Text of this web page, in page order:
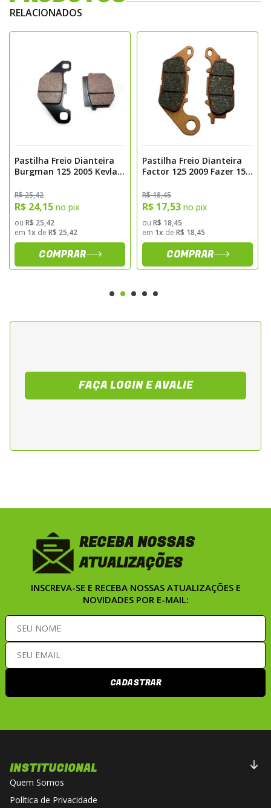
Tipos de Materiais
Orgânicas– macias, silenciosas e ideais
Semimetálicas– mistura de metais e
compostos orgânicos, com boa frenagem e
durabilidade;
Metálicas (Sinterizadas)
– máxima
performance e resistência, ideais para
Carbono/Kevlar– leves e potentes,
competição.
RELACIONADOS
Pastilha Freio Dianteira
Burgman 125 2005 Kevlar
R$ 25,42
R$ 24,15 no pix
ou R$ 25,42
em 1x de R$ 25,42
COMPRAR
Pastilha Freio Dianteira
Factor 125 2009 Fazer 150
Traseira Kevlar Fischer
Fj2320k
R$ 18,45
R$ 17,53 no pix
ou R$ 18,45
em 1x de R$ 18,45
COMPRAR
FAÇA LOGIN E AVALIE
RECEBA NOSSAS
ATUALIZAÇÕES
INSCREVA-SE E RECEBA NOSSAS ATUALIZAÇÕES E
NOVIDADES POR E-MAIL:
CADASTRAR
INSTITUCIONAL
Quem Somos
Política de Privacidade